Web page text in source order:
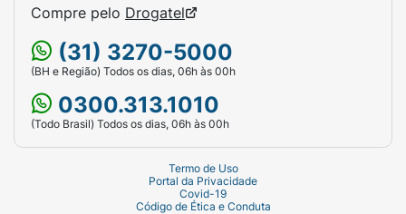
Compre pelo Drogatel
(31) 3270-5000
(BH e Região) Todos os dias, 06h às 00h
0300.313.1010
(Todo Brasil) Todos os dias, 06h às 00h
Termo de Uso
Portal da Privacidade
Covid-19
Código de Ética e Conduta